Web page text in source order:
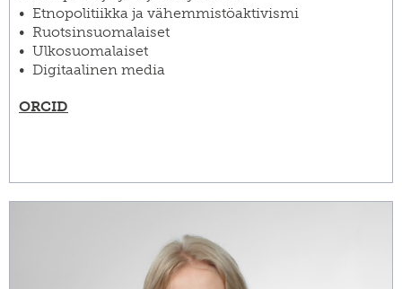
Etnopolitiikka ja vähemmistöaktivismi
Ruotsinsuomalaiset
Ulkosuomalaiset
Digitaalinen media
ORCID